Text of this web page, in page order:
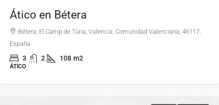
Ático en Bétera
Bétera, El Camp de Túria, Valencia, Comunidad Valenciana, 46117,
España
3 2 108 m2
ÁTICO